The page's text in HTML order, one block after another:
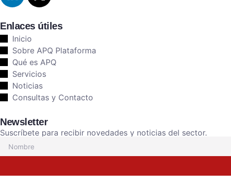
Enlaces útiles
Inicio
Sobre APQ Plataforma
Qué es APQ
Servicios
Noticias
Consultas y Contacto
Newsletter
Suscríbete para recibir novedades y noticias del sector.